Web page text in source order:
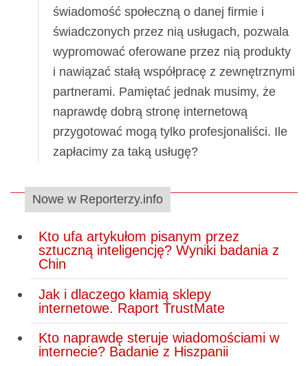
świadomość społeczną o danej firmie i
świadczonych przez nią usługach, pozwala
wypromować oferowane przez nią produkty
i nawiązać stałą współpracę z zewnętrznymi
partnerami. Pamiętać jednak musimy, że
naprawdę dobrą stronę internetową
przygotować mogą tylko profesjonaliści. Ile
zapłacimy za taką usługę?
Nowe w Reporterzy.info
Kto ufa artykułom pisanym przez
sztuczną inteligencję? Wyniki badania z
Chin
Jak i dlaczego kłamią sklepy
internetowe. Raport TrustMate
Kto naprawdę steruje wiadomościami w
internecie? Badanie z Hiszpanii